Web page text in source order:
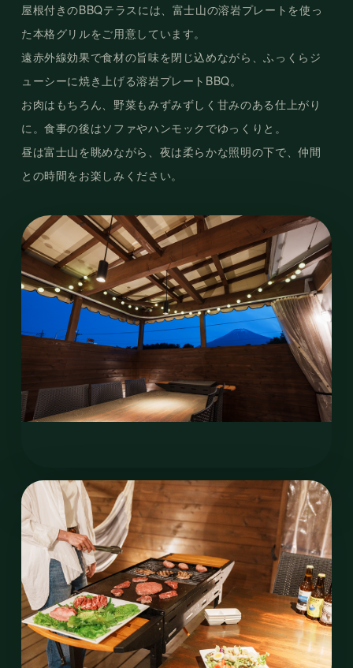
屋根付きのBBQテラスには、富士山の溶岩プレートを使っ
た本格グリルをご用意しています。
遠赤外線効果で食材の旨味を閉じ込めながら、ふっくらジ
ューシーに焼き上げる溶岩プレートBBQ。
お肉はもちろん、野菜もみずみずしく甘みのある仕上がり
に。食事の後はソファやハンモックでゆっくりと。
昼は富士山を眺めながら、夜は柔らかな照明の下で、仲間
との時間をお楽しみください。